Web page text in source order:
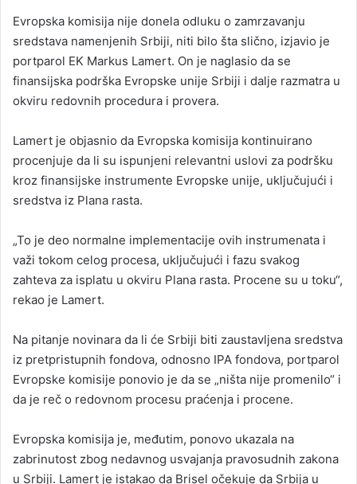
Evropska komisija nije donela odluku o zamrzavanju
sredstava namenjenih Srbiji, niti bilo šta slično, izjavio je
portparol EK Markus Lamert. On je naglasio da se
finansijska podrška Evropske unije Srbiji i dalje razmatra u
okviru redovnih procedura i provera.
Lamert je objasnio da Evropska komisija kontinuirano
procenjuje da li su ispunjeni relevantni uslovi za podršku
kroz finansijske instrumente Evropske unije, uključujući i
sredstva iz Plana rasta.
„To je deo normalne implementacije ovih instrumenata i
važi tokom celog procesa, uključujući i fazu svakog
zahteva za isplatu u okviru Plana rasta. Procene su u toku“,
rekao je Lamert.
Na pitanje novinara da li će Srbiji biti zaustavljena sredstva
iz pretpristupnih fondova, odnosno IPA fondova, portparol
Evropske komisije ponovio je da se „ništa nije promenilo“ i
da je reč o redovnom procesu praćenja i procene.
Evropska komisija je, međutim, ponovo ukazala na
zabrinutost zbog nedavnog usvajanja pravosudnih zakona
u Srbiji. Lamert je istakao da Brisel očekuje da Srbija u